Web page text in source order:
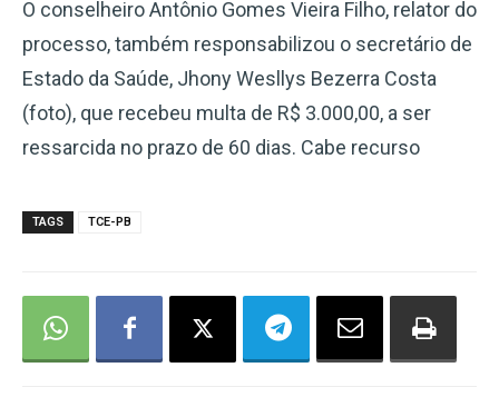
O conselheiro Antônio Gomes Vieira Filho, relator do
processo, também responsabilizou o secretário de
Estado da Saúde, Jhony Wesllys Bezerra Costa
(foto), que recebeu multa de R$ 3.000,00, a ser
ressarcida no prazo de 60 dias. Cabe recurso
TAGS TCE-PB